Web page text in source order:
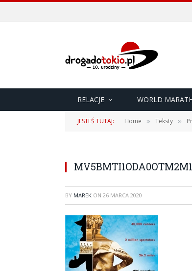
RELACJE WORLD
JESTEŚ TUTAJ: Home » Teksty »
BY MAREK ON 26 MARCA 2020